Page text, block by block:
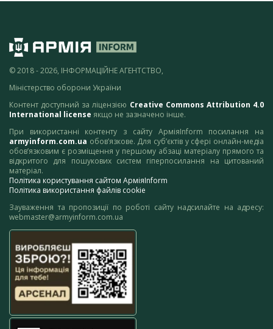
© 2018 - 2026, ІНФОРМАЦІЙНЕ АГЕНТСТВО,
Міністерство оборони України
Контент доступний за ліцензією Creative Commons Attribution 4.0
International license якщо не зазначено інше.
При використанні контенту з сайту АрміяInform посилання на
armyinform.com.ua обов’язкове. Для суб’єктів у сфері онлайн-медіа
обов’язковим є розміщення у першому абзаці матеріалу прямого та
відкритого для пошукових систем гіперпосилання на цитований
матеріал.
Політика користування сайтом АрміяInform
Політика використання файлів cookie
Зауваження та пропозиції по роботі сайту надсилайте на адресу:
webmaster@armyinform.com.ua